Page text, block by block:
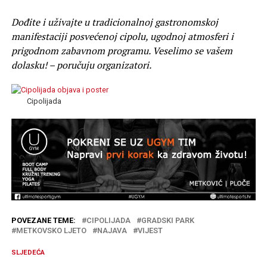
Dođite i uživajte u tradicionalnoj gastronomskoj
manifestaciji posvećenoj cipolu, ugodnoj atmosferi i
prigodnom zabavnom programu. Veselimo se vašem
dolasku! – poručuju organizatori.
Cipolijada
POVEZANE TEME: CIPOLIJADA
GRADSKI PARK
METKOVSKO LJETO
NAJAVA VIJEST
SLJEDEĆA